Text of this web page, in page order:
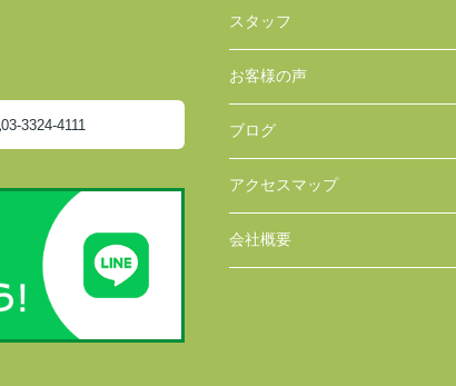
03-3324-4111
スタッフ
お客様の声
ブログ
アクセスマップ
会社概要